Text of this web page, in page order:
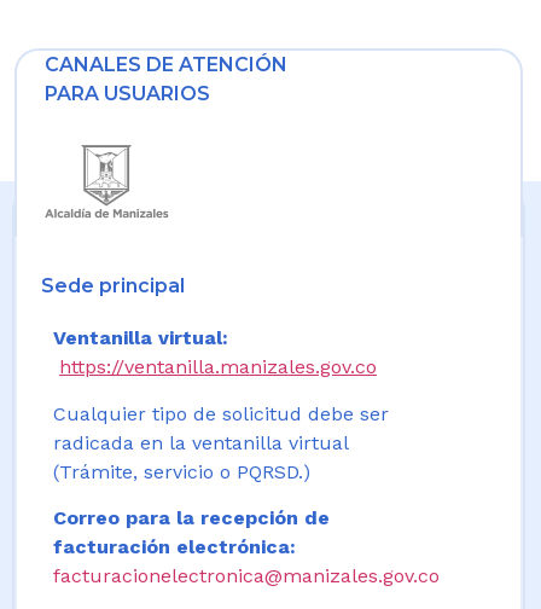
CANALES DE ATENCIÓN
PARA USUARIOS
Sede principal
Ventanilla virtual:
https://ventanilla.manizales.gov.co
Cualquier tipo de solicitud debe ser
radicada en la ventanilla virtual
(Trámite, servicio o PQRSD.)
Correo para la recepción de
facturación electrónica:
facturacionelectronica@manizales.gov.co